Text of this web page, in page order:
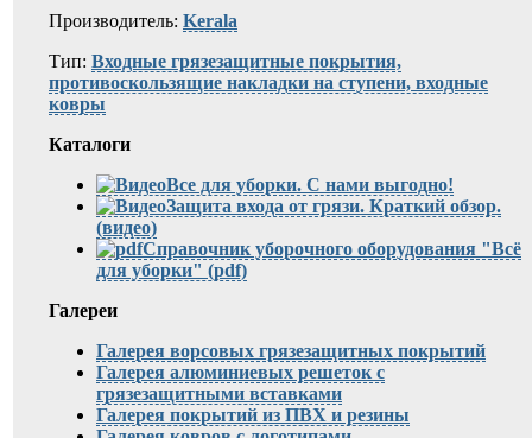
Производитель: Kerala
Тип: Входные грязезащитные покрытия,
противоскользящие накладки на ступени, входные
ковры
Каталоги
Все для уборки. С нами выгодно!
Защита входа от грязи. Краткий обзор.
(видео)
Справочник уборочного оборудования "Всё
для уборки" (pdf)
Галереи
Галерея ворсовых грязезащитных покрытий
Галерея алюминиевых решеток с
грязезащитными вставками
Галерея покрытий из ПВХ и резины